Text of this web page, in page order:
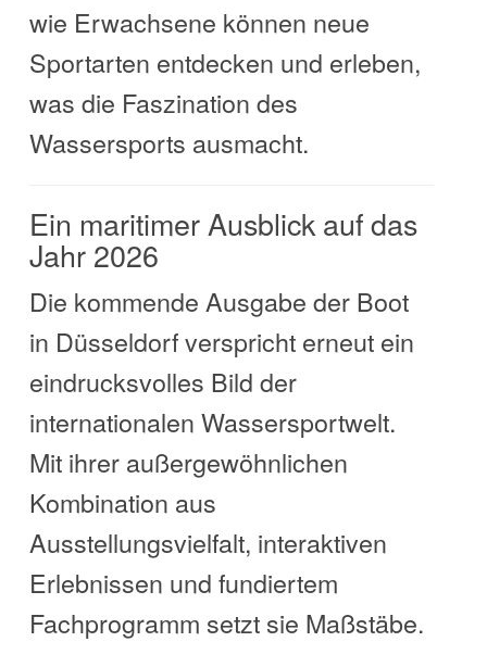
wie Erwachsene können neue
Sportarten entdecken und erleben,
was die Faszination des
Wassersports ausmacht.
Ein maritimer Ausblick auf das
Jahr 2026
Die kommende Ausgabe der Boot
in Düsseldorf verspricht erneut ein
eindrucksvolles Bild der
internationalen Wassersportwelt.
Mit ihrer außergewöhnlichen
Kombination aus
Ausstellungsvielfalt, interaktiven
Erlebnissen und fundiertem
Fachprogramm setzt sie Maßstäbe.